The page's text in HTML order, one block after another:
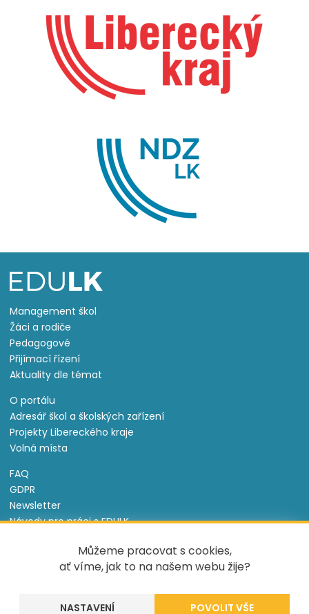
Můžeme pracovat s cookies,
ať víme, jak to na našem webu žije?
NASTAVENÍ
Management škol
Žáci a rodiče
Pedagogové
Přijímací řízení
Aktuality dle témat
O portálu
Adresář škol a školských zařízení
Projekty Libereckého kraje
Volná místa
FAQ
GDPR
Newsletter
Návody pro práci s EDULK
Nastavení cookies
Informace o souborech cookie
Tento projekt je spolufinancován Evropským sociálním